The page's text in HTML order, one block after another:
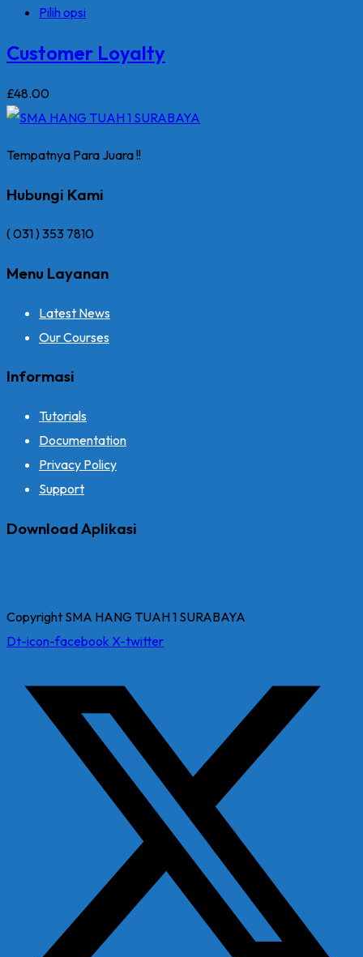
Pilih opsi
memiliki
ini
di
produk
Customer Loyalty
£48.00
Tempatnya Para Juara !!
Hubungi Kami
( 031 ) 353 7810
Menu Layanan
Latest News
Our Courses
Informasi
Tutorials
Documentation
Privacy Policy
Support
Download Aplikasi
Copyright SMA HANG TUAH 1 SURABAYA
Dt-icon-facebook X-twitter